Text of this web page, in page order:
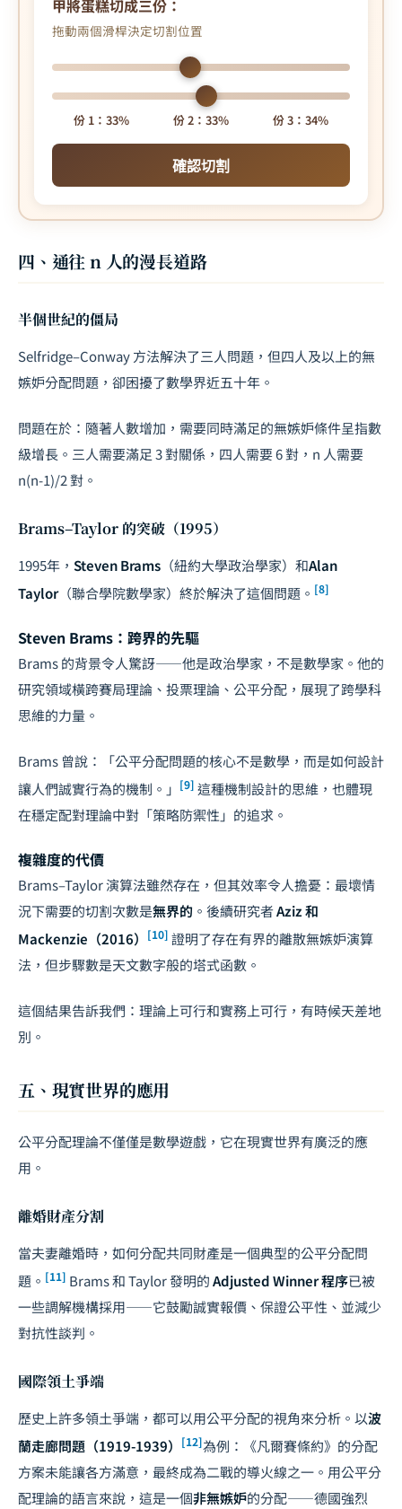
甲將蛋糕切成三份：
拖動兩個滑桿決定切割位置
份 1：33% 份 2：33% 份 3：34%
確認切割
四、通往 n 人的漫長道路
半個世紀的僵局
Selfridge–Conway 方法解決了三人問題，但四人及以上的無
嫉妒分配問題，卻困擾了數學界近五十年。
問題在於：隨著人數增加，需要同時滿足的無嫉妒條件呈指數
級增長。三人需要滿足 3 對關係，四人需要 6 對，n 人需要
n(n-1)/2 對。
Brams–Taylor 的突破（1995）
1995年， Steven Brams （紐約大學政治學家）和Alan
Taylor（聯合學院數學家）終於解決了這個問題。 [8]
Steven Brams：跨界的先驅
Brams 的背景令人驚訝——他是政治學家，不是數學家。他的
研究領域橫跨賽局理論 、投票理論、公平分配，展現了跨學科
思維的力量。
Brams 曾說：「公平分配問題的核心不是數學，而是如何設計
讓人們誠實行為的機制。」 [9] 這種機制設計的思維，也體現
在穩定配對理論中對「策略防禦性」的追求。
複雜度的代價
Brams–Taylor 演算法雖然存在，但其效率令人擔憂：最壞情
況下需要的切割次數是無界的 。後續研究者Aziz 和
Mackenzie（2016）
[10] 證明了存在有界的離散無嫉妒演算
法，但步驟數是天文數字般的塔式函數。
這個結果告訴我們：理論上可行和實務上可行，有時候天差地
別。
五、現實世界的應用
公平分配理論不僅僅是數學遊戲，它在現實世界有廣泛的應
用。
離婚財產分割
當夫妻離婚時，如何分配共同財產是一個典型的公平分配問
題。 [11] Brams 和 Taylor 發明的Adjusted Winner 程序已被
一些調解機構採用——它鼓勵誠實報價、保證公平性、並減少
對抗性談判 。
國際領土爭端
歷史上許多領土爭端，都可以用公平分配的視角來分析。以波
蘭走廊問題（1919-1939）
[12]為例：《凡爾賽條約》的分配
方案未能讓各方滿意，最終成為二戰的導火線之一。用公平分
配理論的語言來說，這是一個非無嫉妒的分配——德國強烈